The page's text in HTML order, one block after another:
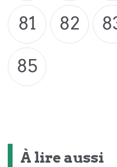
81
82
85
À lire aussi